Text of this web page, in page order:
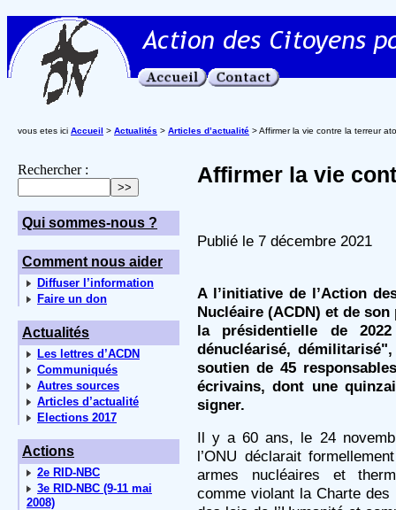
vous etes ici Accueil > Actualités > Articles d’actualité > Affirmer la vie contre la terreur
Rechercher :
Qui sommes-nous ?
Comment nous aider
Diffuser l’information
Faire un don
Actualités
Les lettres d’ACDN
Communiqués
Autres sources
Articles d’actualité
Elections 2017
Actions
2e RID-NBC
3e RID-NBC (9-11 mai
2008)
Affirmer la vie
Publié le 7 décembre 2021
A l’initiative de l’Action
Nucléaire (ACDN) et de
la présidentielle de
dénucléarisé,
soutien de 45
écrivains, dont une
signer.
Il y a 60 ans, le 24
l’ONU déclarait
armes nucléaires et
comme violant la Charte